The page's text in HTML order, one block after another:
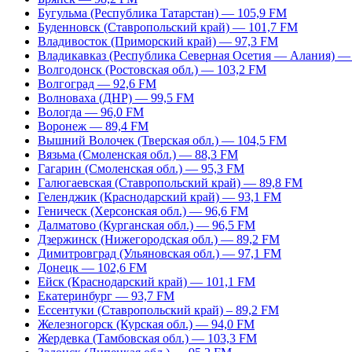
Бугульма (Республика Татарстан) — 105,9 FM
Буденновск (Ставропольский край) — 101,7 FM
Владивосток (Приморский край) — 97,3 FM
Владикавказ (Республика Северная Осетия — Алания)
Волгодонск (Ростовская обл.) — 103,2 FM
Волгоград — 92,6 FM
Волноваха (ДНР) — 99,5 FM
Вологда — 96,0 FM
Воронеж — 89,4 FM
Вышний Волочек (Тверская обл.) — 104,5 FM
Вязьма (Смоленская обл.) — 88,3 FM
Гагарин (Смоленская обл.) — 95,3 FM
Галюгаевская (Ставропольский край) — 89,8 FM
Геленджик (Краснодарский край) — 93,1 FM
Геническ (Херсонская обл.) — 96,6 FM
Далматово (Курганская обл.) — 96,5 FM
Дзержинск (Нижегородская обл.) — 89,2 FM
Димитровград (Ульяновская обл.) — 97,1 FM
Донецк — 102,6 FM
Ейск (Краснодарский край) — 101,1 FM
Екатеринбург — 93,7 FM
Ессентуки (Ставропольский край) – 89,2 FM
Железногорск (Курская обл.) — 94,0 FM
Жердевка (Тамбовская обл.) — 103,3 FM